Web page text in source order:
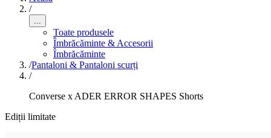
/
...
Toate produsele
Îmbrăcăminte & Accesorii
Îmbrăcăminte
/Pantaloni & Pantaloni scurți
/
Converse x ADER ERROR SHAPES Shorts
Ediții limitate